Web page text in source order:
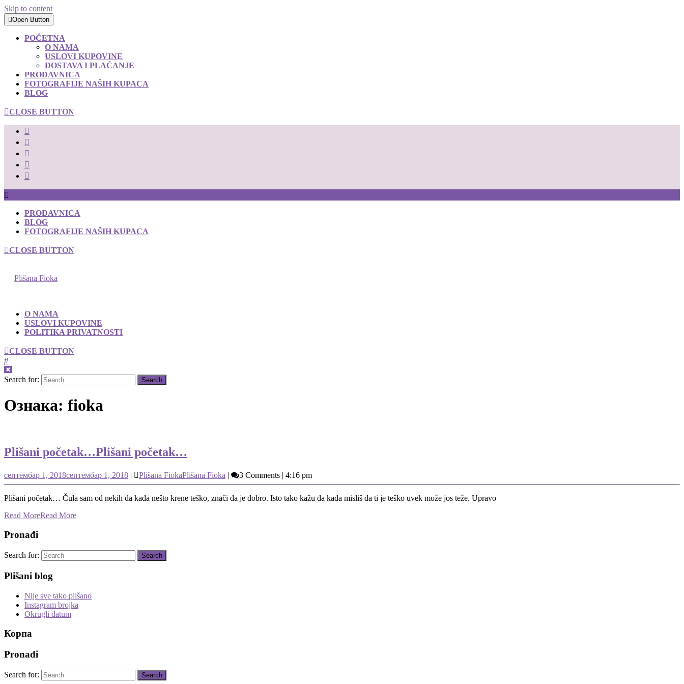
Skip to content
Open Button
POČETNA
O NAMA
USLOVI KUPOVINE
DOSTAVA I PLAĆANJE
PRODAVNICA
FOTOGRAFIJE NAŠIH KUPACA
BLOG
CLOSE BUTTON
PRODAVNICA
BLOG
FOTOGRAFIJE NAŠIH KUPACA
CLOSE BUTTON
Plišana Fioka
O NAMA
USLOVI KUPOVINE
POLITIKA PRIVATNOSTI
CLOSE BUTTON
Search for:
Ознака: fioka
Plišani početak…Plišani početak…
септембар 1, 2018септембар 1, 2018 | Plišana FiokaPlišana Fioka | 3 Comments | 4:16 pm
Plišani početak… Čula sam od nekih da kada nešto krene teško, znači da je dobro. Isto tako kažu da kada misliš da ti je teško uvek može jos teže. Upravo
Read MoreRead More
Pronađi
Search for:
Plišani blog
Nije sve tako plišano
Instagram brojka
Okrugli datum
Корпа
Pronađi
Search for: